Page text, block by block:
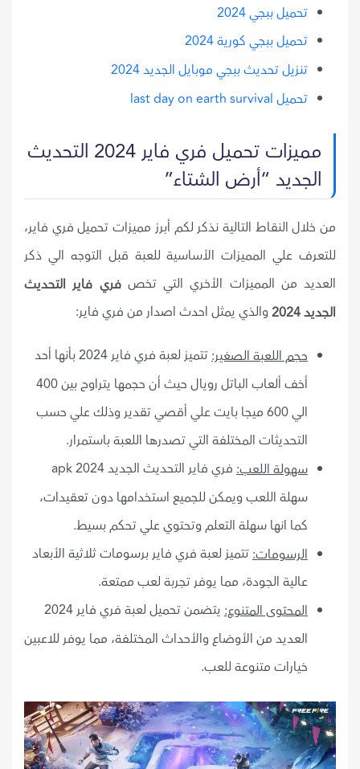
تحميل ببجي 2024
تحميل ببجي كورية 2024
تنزيل تحديث ببجي موبايل الجديد 2024
تحميل last day on earth survival
مميزات تحميل فري فاير 2024 التحديث
الجديد “أرض الشتاء”
من خلال النقاط التالية نذكر لكم أبرز مميزات تحميل فري فاير،
للتعرف علي المميزات الأساسية للعبة قبل التوجه الي ذكر
العديد من المميزات الأخري التي تخصفري فاير التحديث
الجديد 2024
والذي يمثل احدث اصدار من فري فاير:
حجم اللعبة الصغير:
تتميز لعبة فري فاير 2024 بأنها أحد
أخف ألعاب الباتل رويال حيث أن حجمها يتراوح بين 400
الي 600 ميجا بايت علي أقصي تقدير وذلك علي حسب
التحديثات المختلفة التي تصدرها اللعبة باستمرار.
سهولة اللعب:
فري فاير التحديث الجديد 2024 apk
سهلة اللعب ويمكن للجميع استخدامها دون تعقيدات،
كما انها سهلة التعلم وتحتوي علي تحكم بسيط.
الرسومات: تتميز لعبة فري فاير برسومات ثلاثية الأبعاد
عالية الجودة، مما يوفر تجربة لعب ممتعة.
المحتوى المتنوع:
يتضمن تحميل لعبة فري فاير 2024
العديد من الأوضاع والأحداث المختلفة، مما يوفر للاعبين
خيارات متنوعة للعب.